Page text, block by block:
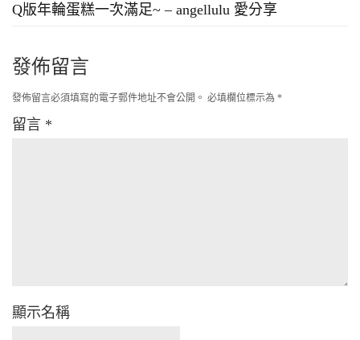
Q版年輪蛋糕一次滿足~ – angellulu 愛分享
發佈留言
發佈留言必須填寫的電子郵件地址不會公開。 必填欄位標示為 *
留言 *
顯示名稱